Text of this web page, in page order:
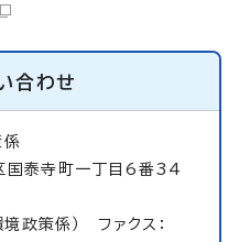
合わせ
係
泰寺町一丁目6番34
策係） ファクス：